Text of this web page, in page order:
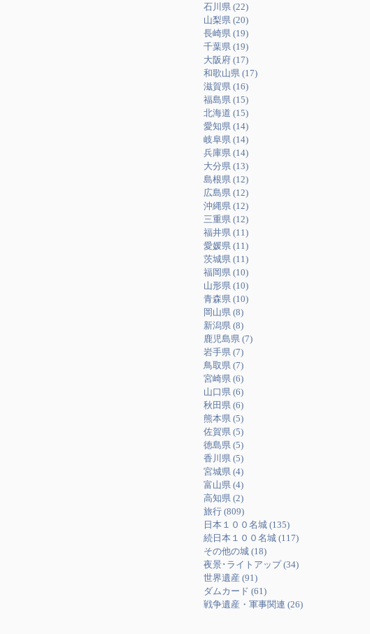
石川県 (22)
山梨県 (20)
長崎県 (19)
千葉県 (19)
大阪府 (17)
和歌山県 (17)
滋賀県 (16)
福島県 (15)
北海道 (15)
愛知県 (14)
岐阜県 (14)
兵庫県 (14)
大分県 (13)
島根県 (12)
広島県 (12)
沖縄県 (12)
三重県 (12)
福井県 (11)
愛媛県 (11)
茨城県 (11)
福岡県 (10)
山形県 (10)
青森県 (10)
岡山県 (8)
新潟県 (8)
鹿児島県 (7)
岩手県 (7)
鳥取県 (7)
宮崎県 (6)
山口県 (6)
秋田県 (6)
熊本県 (5)
佐賀県 (5)
徳島県 (5)
香川県 (5)
宮城県 (4)
富山県 (4)
高知県 (2)
旅行 (809)
日本１００名城 (135)
続日本１００名城 (117)
その他の城 (18)
夜景･ライトアップ (34)
世界遺産 (91)
ダムカード (61)
戦争遺産・軍事関連 (26)